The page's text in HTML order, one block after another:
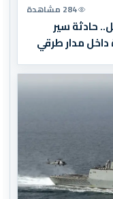
284 مشاهدة
حادثة سير
مدار طرقي